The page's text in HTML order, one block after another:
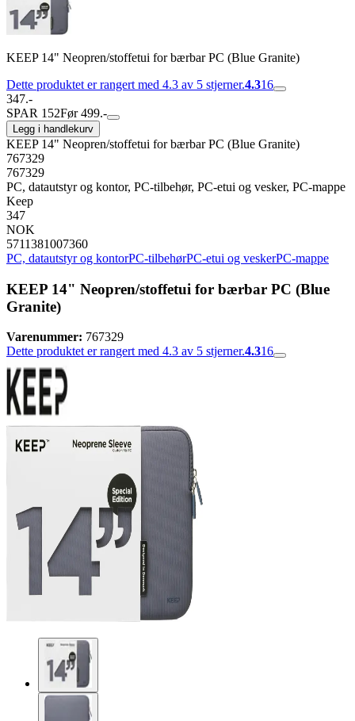
KEEP 14" Neopren/stoffetui for bærbar PC (Blue Granite)
Dette produktet er rangert med 4.3 av 5 stjerner.4.316
347.-
SPAR 152Før 499.-
Legg i handlekurv
KEEP 14" Neopren/stoffetui for bærbar PC (Blue Granite)
767329
767329
PC, datautstyr og kontor, PC-tilbehør, PC-etui og vesker, PC-mappe
Keep
347
NOK
5711381007360
PC, datautstyr og kontorPC-tilbehørPC-etui og veskerPC-mappe
KEEP 14" Neopren/stoffetui for bærbar PC (Blue
Granite)
Varenummer: 767329
Dette produktet er rangert med 4.3 av 5 stjerner.4.316